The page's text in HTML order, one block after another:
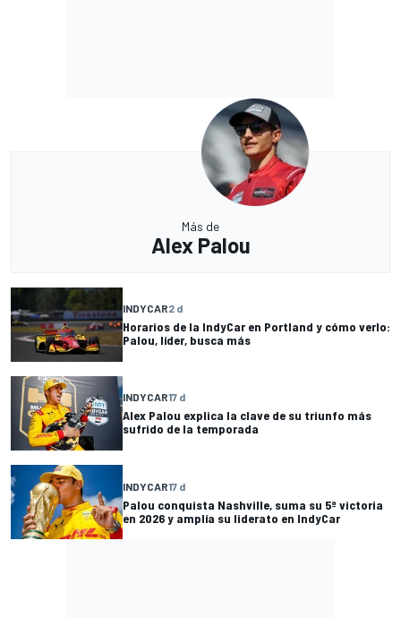
Más de
Alex Palou
INDYCAR2 d
Horarios de la IndyCar en Portland y cómo verlo:
Palou, líder, busca más
INDYCAR17 d
Alex Palou explica la clave de su triunfo más
sufrido de la temporada
INDYCAR17 d
Palou conquista Nashville, suma su 5ª victoria
en 2026 y amplía su liderato en IndyCar